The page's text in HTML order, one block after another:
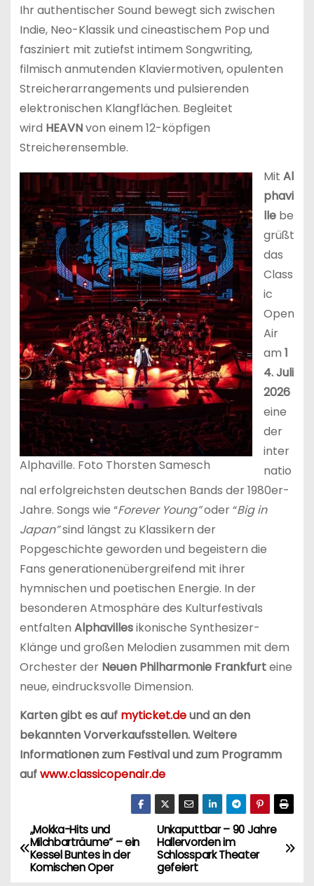
Ihr authentischer Sound bewegt sich zwischen
Indie, Neo-Klassik und cineastischem Pop und
fasziniert mit zutiefst intimem Songwriting,
filmisch anmutenden Klaviermotiven, opulenten
Streicherarrangements und pulsierenden
elektronischen Klangflächen. Begleitet
wird HEAVNvon einem 12-köpfigen
Streicherensemble.
Alphaville. Foto Thorsten Samesch
Mit Al
phavi
llebe
grüßt
das
Class
ic
Open
Air
am 1
4. Juli
2026
eine
der
inter
natio
nal erfolgreichsten deutschen Bands der 1980er-
Jahre. Songs wie “Forever Young”oder “Big in
Japan”sind längst zu Klassikern der
Popgeschichte geworden und begeistern die
Fans generationenübergreifend mit ihrer
hymnischen und poetischen Energie. In der
besonderen Atmosphäre des Kulturfestivals
entfalten Alphavillesikonische Synthesizer-
Klänge und großen Melodien zusammen mit dem
Orchester der Neuen Philharmonie Frankfurteine
neue, eindrucksvolle Dimension.
Karten gibt es auf myticket.deund an den
bekannten Vorverkaufsstellen. Weitere
Informationen zum Festival und zum Programm
aufwww.classicopenair.de
B
e
Unkaputtbar – 90 Jahre
Hallervorden im
Schlosspark Theater
gefeiert
„Mokka-Hits und
Milchbarträume“ – ein
Kessel Buntes in der
Komischen Oper